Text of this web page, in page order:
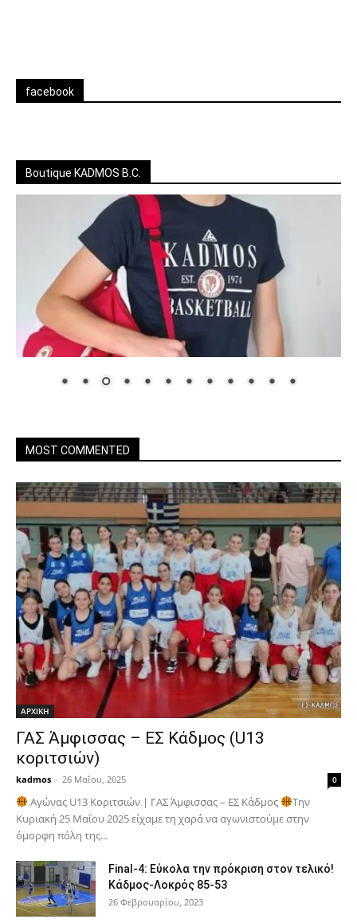
facebook
Boutique KADMOS B.C.
MOST COMMENTED
ΑΡΧΙΚΗ
ΓΑΣ Άμφισσας – ΕΣ Κάδμος (U13
κοριτσιών)
kadmos - 26 Μαΐου, 2025 0
Αγώνας U13 Κοριτσιών | ΓΑΣ Άμφισσας – ΕΣ Κάδμος
Την
Κυριακή 25 Μαΐου 2025 είχαμε τη χαρά να αγωνιστούμε στην
όμορφη πόλη της...
Final-4: Εύκολα την πρόκριση στον τελικό!
Κάδμος-Λοκρός 85-53
26 Φεβρουαρίου, 2023